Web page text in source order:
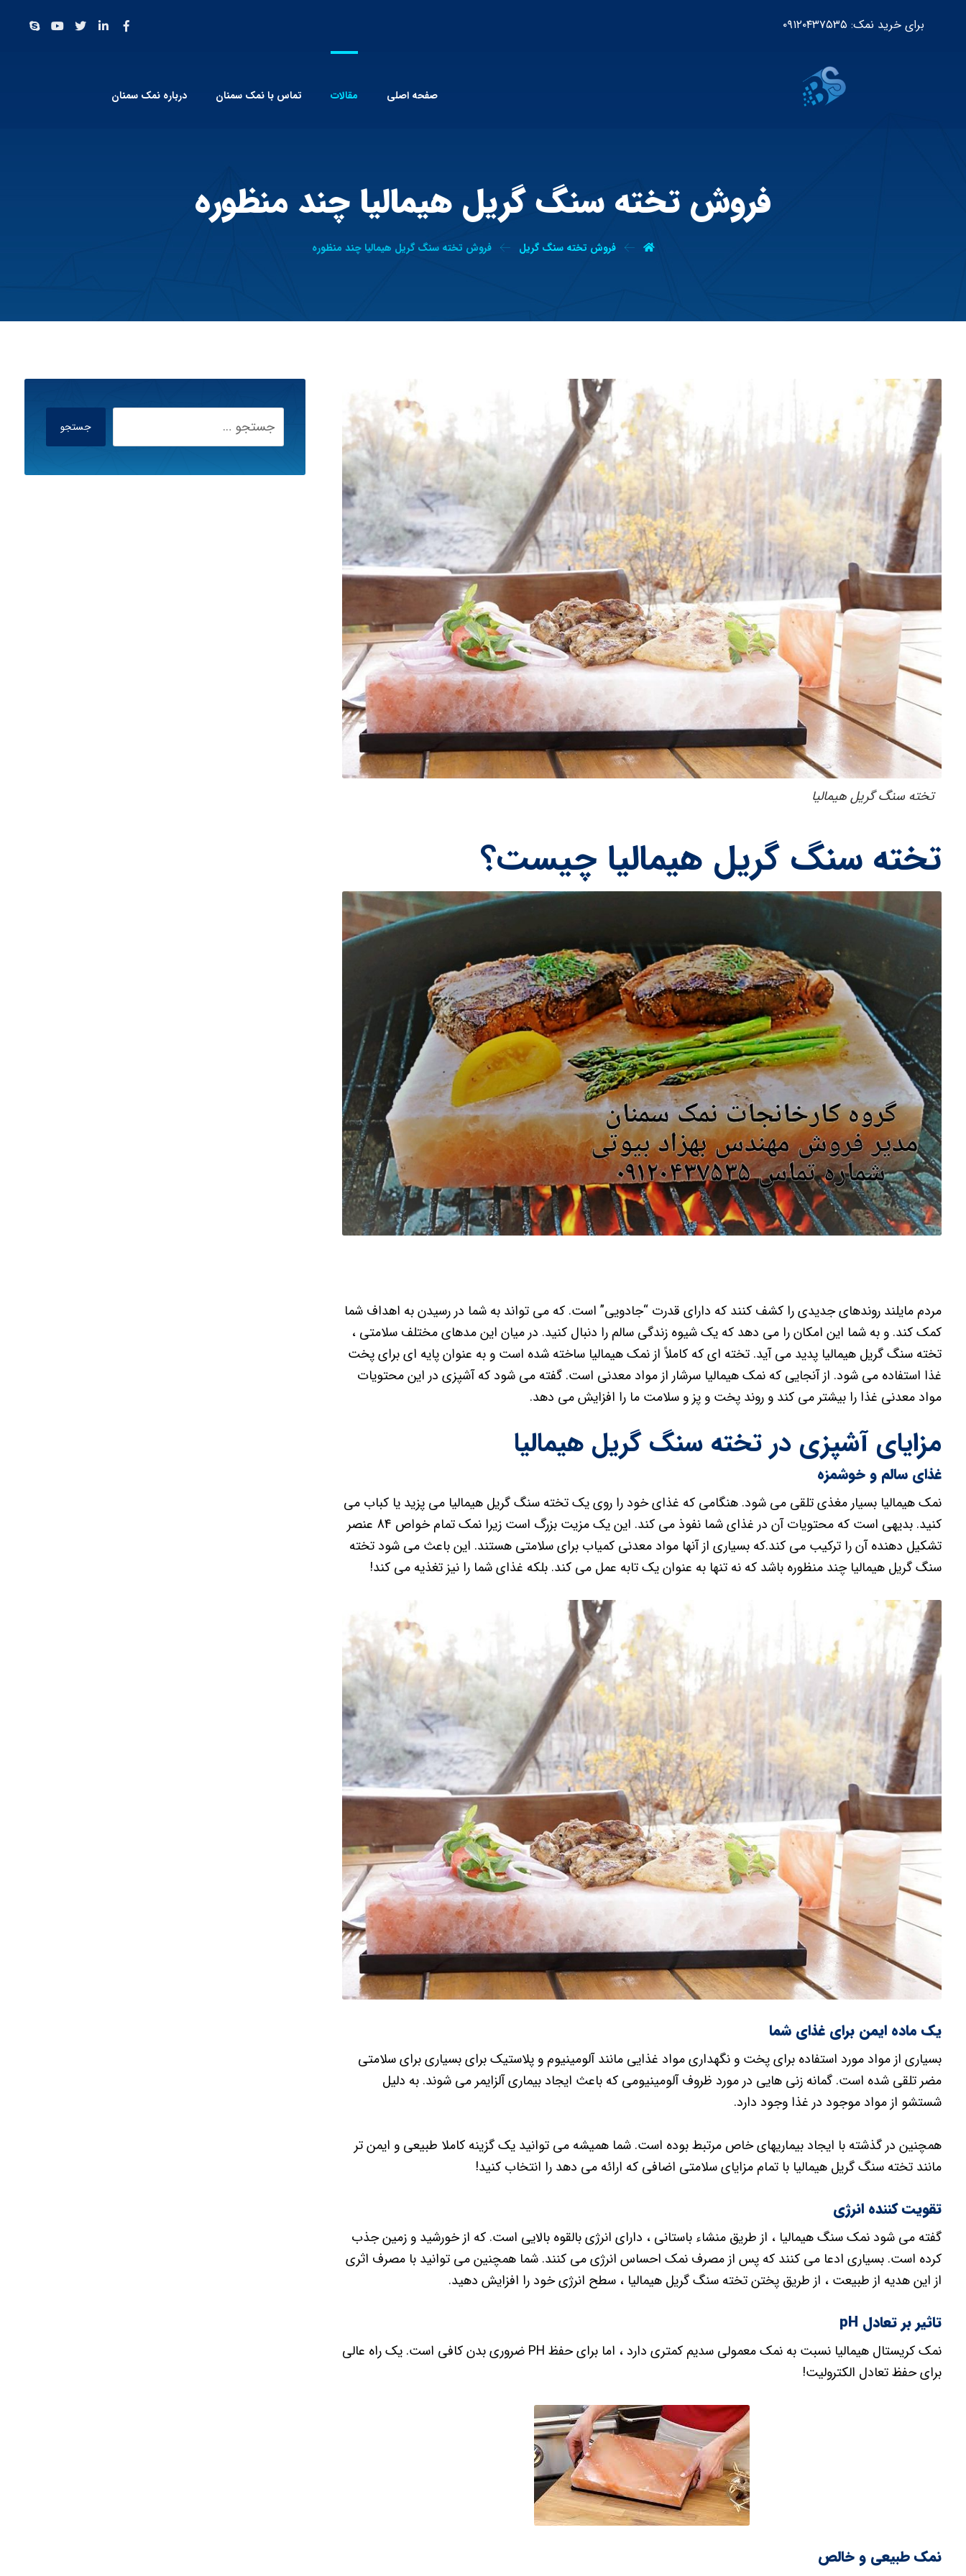
برای خرید نمک: ۰۹۱۲۰۴۳۷۵۳۵
صفحه اصلی مقالات تماس با نمک سمنان درباره نمک سمنان
فروش تخته سنگ گریل هیمالیا چند منظوره
فروش تخته سنگ گریل فروش تخته سنگ گریل هیمالیا چند منظوره
تخته سنگ گریل هیمالیا
تخته سنگ گریل هیمالیا چیست؟
مردم مایلند روندهای جدیدی را کشف کنند که دارای قدرت “جادویی” است. که می تواند به شما در رسیدن به اهداف شما
کمک کند. و به شما این امکان را می دهد که یک شیوه زندگی سالم را دنبال کنید. در میان این مدهای مختلف سلامتی ،
تخته سنگ گریل هیمالیا پدید می آید. تخته ای که کاملاً از نمک هیمالیا ساخته شده است و به عنوان پایه ای برای پخت
غذا استفاده می شود. از آنجایی که نمک هیمالیا سرشار از مواد معدنی است. گفته می شود که آشپزی در این محتویات
مواد معدنی غذا را بیشتر می کند و روند پخت و پز و سلامت ما را افزایش می دهد.
مزایای آشپزی در تخته سنگ گریل هیمالیا
غذای سالم و خوشمزه
نمک هیمالیا بسیار مغذی تلقی می شود. هنگامی که غذای خود را روی یک تخته سنگ گریل هیمالیا می پزید یا کباب می
کنید. بدیهی است که محتویات آن در غذای شما نفوذ می کند. این یک مزیت بزرگ است زیرا نمک تمام خواص 84 عنصر
تشکیل دهنده آن را ترکیب می کند.که بسیاری از آنها مواد معدنی کمیاب برای سلامتی هستند. این باعث می شود تخته
سنگ گریل هیمالیا چند منظوره باشد که نه تنها به عنوان یک تابه عمل می کند. بلکه غذای شما را نیز تغذیه می کند!
یک ماده ایمن برای غذای شما
بسیاری از مواد مورد استفاده برای پخت و نگهداری مواد غذایی مانند آلومینیوم و پلاستیک برای بسیاری برای سلامتی
مضر تلقی شده است. گمانه زنی هایی در مورد ظروف آلومینیومی که باعث ایجاد بیماری آلزایمر می شوند. به دلیل
شستشو از مواد موجود در غذا وجود دارد.
همچنین در گذشته با ایجاد بیماریهای خاص مرتبط بوده است. شما همیشه می توانید یک گزینه کاملا طبیعی و ایمن تر
مانند تخته سنگ گریل هیمالیا با تمام مزایای سلامتی اضافی که ارائه می دهد را انتخاب کنید!
تقویت کننده انرژی
گفته می شود نمک سنگ هیمالیا ، از طریق منشاء باستانی ، دارای انرژی بالقوه بالایی است. که از خورشید و زمین جذب
کرده است. بسیاری ادعا می کنند که پس از مصرف نمک احساس انرژی می کنند. شما همچنین می توانید با مصرف اثری
از این هدیه از طبیعت ، از طریق پختن تخته سنگ گریل هیمالیا ، سطح انرژی خود را افزایش دهید.
تاثیر بر تعادل pH
نمک کریستال هیمالیا نسبت به نمک معمولی سدیم کمتری دارد ، اما برای حفظ PH ضروری بدن کافی است. یک راه عالی
برای حفظ تعادل الکترولیت!
نمک طبیعی و خالص
جستجو